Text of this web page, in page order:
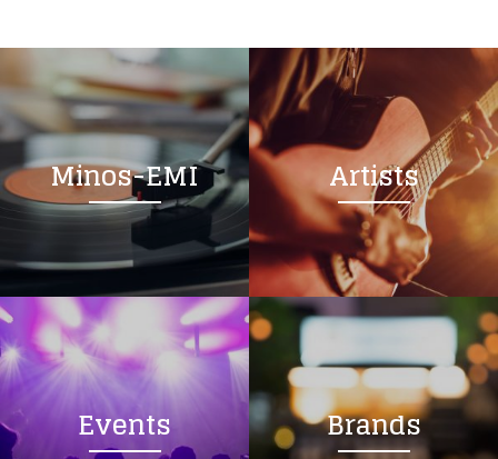
Minos-EMI Artists
Events Brands